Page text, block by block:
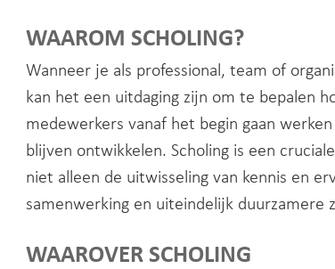
WAAROM SCHOLING?
Wanneer je als professional, team of
kan het een uitdaging zijn om te bepalen
medewerkers vanaf het begin gaan
blijven ontwikkelen. Scholing is een
niet alleen de uitwisseling van kennis en
samenwerking en uiteindelijk duurzamere
WAAROVER SCHOLING